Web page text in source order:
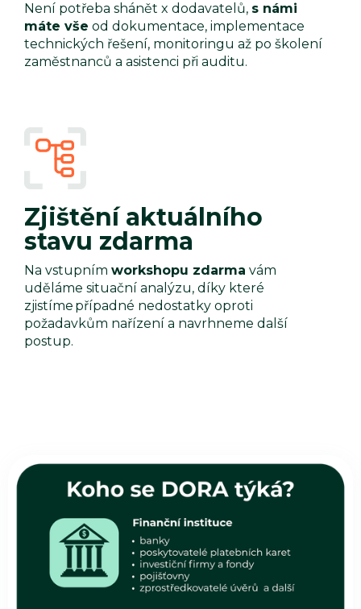
Není potřeba shánět x dodavatelů, s námi
máte vše od dokumentace, implementace
technických řešení, monitoringu až po školení
zaměstnanců a asistenci při auditu.
Zjištění aktuálního
stavu zdarma
Na vstupním workshopu zdarma vám
uděláme situační analýzu, díky které
zjistíme případné nedostatky oproti
požadavkům nařízení a navrhneme další
postup.